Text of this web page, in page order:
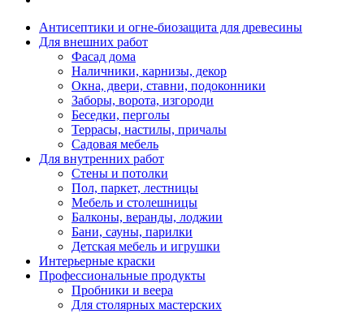
Антисептики и огне-биозащита для древесины
Для внешних работ
Фасад дома
Наличники, карнизы, декор
Окна, двери, ставни, подоконники
Заборы, ворота, изгороди
Беседки, перголы
Террасы, настилы, причалы
Садовая мебель
Для внутренних работ
Стены и потолки
Пол, паркет, лестницы
Мебель и столешницы
Балконы, веранды, лоджии
Бани, сауны, парилки
Детская мебель и игрушки
Интерьерные краски
Профессиональные продукты
Пробники и веера
Для столярных мастерских